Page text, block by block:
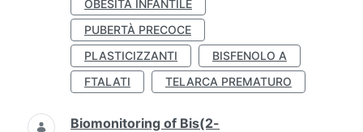
OBESITÀ INFANTILE
PUBERTÀ PRECOCE
PLASTICIZZANTI
BISFENOLO A
FTALATI
TELARCA PREMATURO
Biomonitoring of Bis(2-